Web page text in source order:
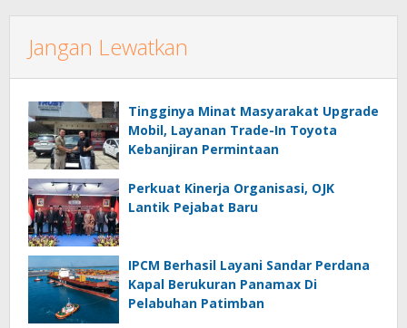
Jangan Lewatkan
Tingginya Minat Masyarakat Upgrade
Mobil, Layanan Trade-In Toyota
Kebanjiran Permintaan
Perkuat Kinerja Organisasi, OJK
Lantik Pejabat Baru
IPCM Berhasil Layani Sandar Perdana
Kapal Berukuran Panamax Di
Pelabuhan Patimban